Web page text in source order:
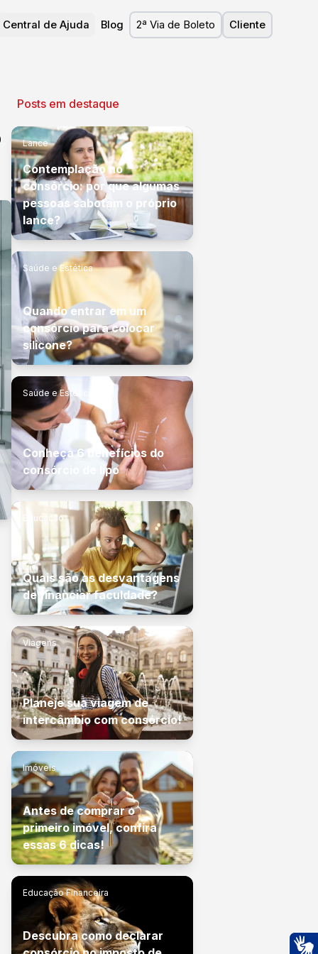
Central de Ajuda Blog 2ª Via de Boleto Cliente
Posts em destaque
Lance
Contemplação no
consórcio: por que algumas
pessoas sabotam o próprio
lance?
Saúde e Estética
Quando entrar em um
consórcio para colocar
silicone?
Saúde e Estética
Conheça 6 benefícios do
consórcio de lipo
Educação
Quais são as desvantagens
de financiar faculdade?
Viagens
Planeje sua viagem de
intercâmbio com consórcio!
Imóveis
Antes de comprar o
primeiro imóvel, confira
essas 6 dicas!
Educação Financeira
Descubra como declarar